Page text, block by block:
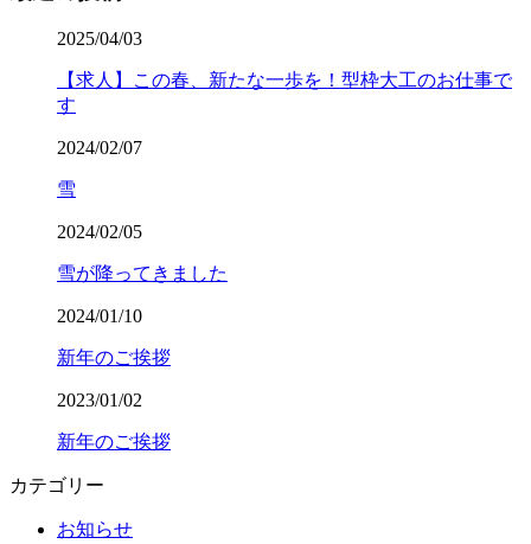
2025/04/03
【求人】この春、新たな一歩を！型枠大工のお仕事で
す
2024/02/07
雪
2024/02/05
雪が降ってきました
2024/01/10
新年のご挨拶
2023/01/02
新年のご挨拶
カテゴリー
お知らせ